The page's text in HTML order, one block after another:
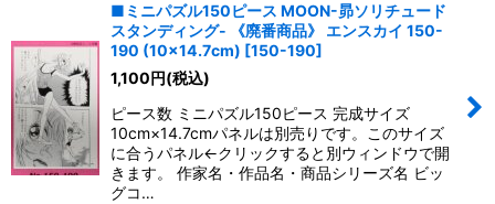
並び順:
絞り込む
■ミニパズル150ピース MOON-昴ソリチュード
スタンディング- 《廃番商品》 エンスカイ 150-
190 (10×14.7cm) [150-190]
1,100円(税込)
ピース数 ミニパズル150ピース 完成サイズ
10cm×14.7cmパネルは別売りです。このサイズ
に合うパネル←クリックすると別ウィンドウで開
きます。 作家名・作品名・商品シリーズ名 ビッ
グコ…